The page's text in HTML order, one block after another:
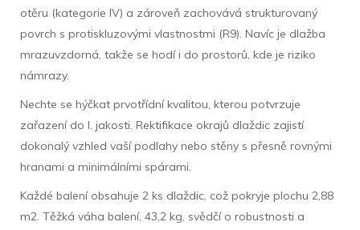
otěru (kategorie IV) a zároveň zachovává strukturovaný
povrch s protiskluzovými vlastnostmi (R9). Navíc je dlažba
mrazuvzdorná, takže se hodí i do prostorů, kde je riziko
námrazy.
Nechte se hýčkat prvotřídní kvalitou, kterou potvrzuje
zařazení do I. jakosti. Rektifikace okrajů dlaždic zajistí
dokonalý vzhled vaší podlahy nebo stěny s přesně rovnými
hranami a minimálními spárami.
Každé balení obsahuje 2 ks dlaždic, což pokryje plochu 2,88
m2. Těžká váha balení, 43,2 kg, svědčí o robustnosti a